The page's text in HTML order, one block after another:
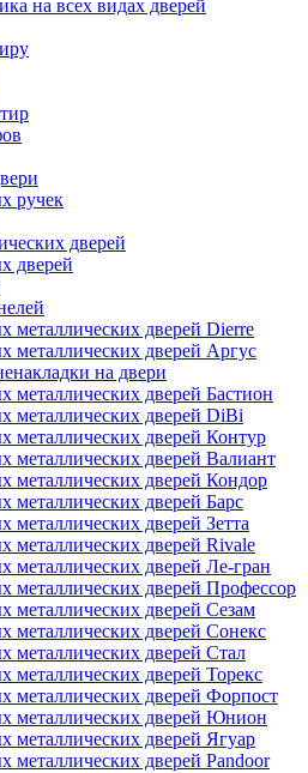
на всех видах дверей
ручек
дверей
дверей
металлических дверей Dierre
металлических дверей Аргус
на двери
металлических дверей Бастион
металлических дверей DiBi
металлических дверей Контур
металлических дверей Валиант
металлических дверей Кондор
металлических дверей Барс
металлических дверей Зетта
металлических дверей Rivale
металлических дверей Ле-гран
металлических дверей Профессор
металлических дверей Сезам
металлических дверей Сонекс
металлических дверей Стал
металлических дверей Торекс
металлических дверей Форпост
металлических дверей Юнион
металлических дверей Ягуар
металлических дверей Pandoor